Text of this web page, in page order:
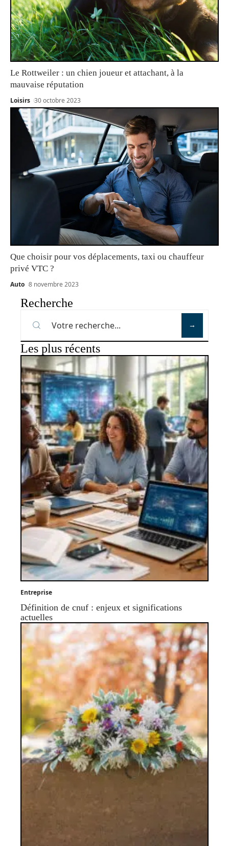
Le Rottweiler : un chien joueur et attachant, à la
mauvaise réputation
Loisirs 30 octobre 2023
Que choisir pour vos déplacements, taxi ou chauffeur
privé VTC ?
Auto 8 novembre 2023
Recherche
Les plus récents
Entreprise
Définition de cnuf : enjeux et significations
actuelles